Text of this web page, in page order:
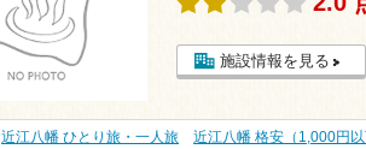
施設情報を見る
近江八幡 ひとり旅・一人旅 近江八幡 格安（1,000円以